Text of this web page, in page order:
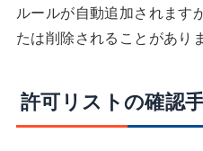
ルールが自動追加されます
たは削除されることがあり
許可リストの確認